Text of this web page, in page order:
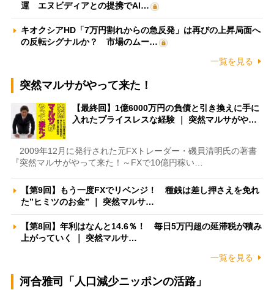
運 エヌビディアとの提携でAI…
キオクシアHD「7万円割れからの急反発」は再びの上昇局面へ
の反転シグナルか？ 市場のムー…
一覧を見る
突然マルサがやって来た！
【最終回】1億6000万円の負債と引き換えに手に
入れたプライスレスな経験 ｜ 突然マルサがや…
2009年12月に発行された元FXトレーダー・磯貝清明氏の著書
『突然マルサがやって来た！～FXで10億円稼い…
【第9回】もう一度FXでリベンジ！ 種銭は差し押さえを免れ
た”ヒミツのお金” ｜ 突然マルサ…
【第8回】年利はなんと14.6％！ 毎日5万円超の延滞税が積み
上がっていく ｜ 突然マルサ…
一覧を見る
河合雅司「人口減少ニッポンの活路」